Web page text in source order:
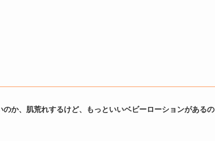
か、肌荒れするけど、もっといいベビーローションがあるの